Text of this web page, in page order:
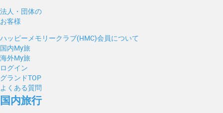
法人・団体の
お客様
ハッピーメモリークラブ(HMC)会員について
国内My旅
海外My旅
ログイン
グランドTOP
よくある質問
国内旅行